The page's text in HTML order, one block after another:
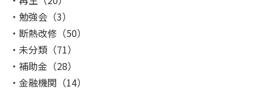
勉強会 （3）
断熱改修 （50）
未分類 （71）
補助金 （28）
金融機関 （14）